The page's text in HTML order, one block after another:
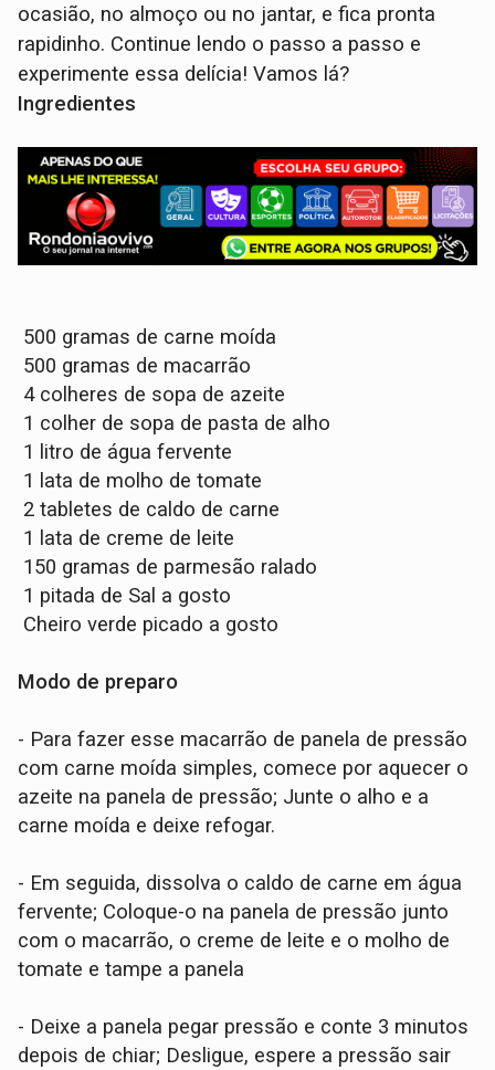
ocasião, no almoço ou no jantar, e fica pronta
rapidinho. Continue lendo o passo a passo e
experimente essa delícia! Vamos lá?
Ingredientes
500 gramas de carne moída
500 gramas de macarrão
4 colheres de sopa de azeite
1 colher de sopa de pasta de alho
1 litro de água fervente
1 lata de molho de tomate
2 tabletes de caldo de carne
1 lata de creme de leite
150 gramas de parmesão ralado
1 pitada de Sal a gosto
Cheiro verde picado a gosto
Modo de preparo
- Para fazer esse macarrão de panela de pressão
com carne moída simples, comece por aquecer o
azeite na panela de pressão; Junte o alho e a
carne moída e deixe refogar.
- Em seguida, dissolva o caldo de carne em água
fervente; Coloque-o na panela de pressão junto
com o macarrão, o creme de leite e o molho de
tomate e tampe a panela
- Deixe a panela pegar pressão e conte 3 minutos
depois de chiar; Desligue, espere a pressão sair